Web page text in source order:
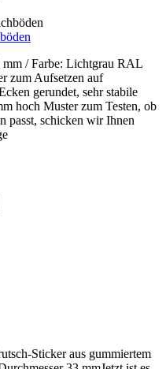
/ Farbe: Lichtgrau RAL
zum Aufsetzen auf
gerundet, sehr stabile
hoch Muster zum Testen, ob
passt, schicken wir Ihnen
Sticker aus gummiertem